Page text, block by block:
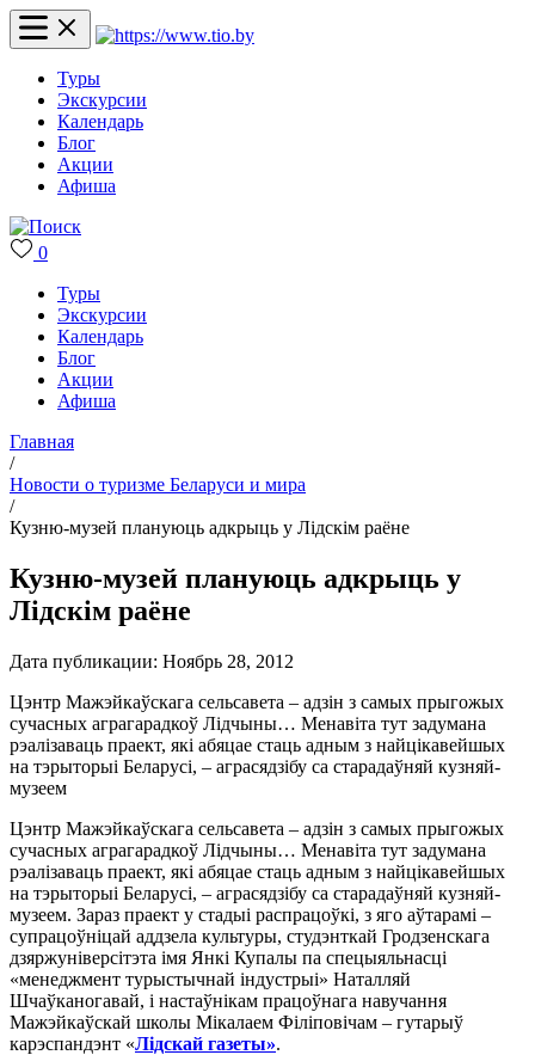
Туры
Экскурсии
Календарь
Блог
Акции
Афиша
0
Туры
Экскурсии
Календарь
Блог
Акции
Афиша
Главная
/
Новости о туризме Беларуси и мира
/
Кузню-музей плануюць адкрыць у Лідскім раёне
Кузню-музей плануюць адкрыць у
Лідскім раёне
Дата публикации: Ноябрь 28, 2012
Цэнтр Мажэйкаўскага сельсавета – адзін з самых прыгожых
сучасных аграгарадкоў Лідчыны… Менавіта тут задумана
рэалізаваць праект, які абяцае стаць адным з найцікавейшых
на тэрыторыі Беларусі, – аграсядзібу са старадаўняй кузняй-
музеем
Цэнтр Мажэйкаўскага сельсавета – адзін з самых прыгожых
сучасных аграгарадкоў Лідчыны… Менавіта тут задумана
рэалізаваць праект, які абяцае стаць адным з найцікавейшых
на тэрыторыі Беларусі, – аграсядзібу са старадаўняй кузняй-
музеем. Зараз праект у стадыі распрацоўкі, з яго аўтарамі –
супрацоўніцай аддзела культуры, студэнткай Гродзенскага
дзяржуніверсітэта імя Янкі Купалы па спецыяльнасці
«менеджмент турыстычнай індустрыі» Наталляй
Шчаўканогавай, і настаўнікам працоўнага навучання
Мажэйкаўскай школы Мікалаем Філіповічам – гутарыў
карэспандэнт «Лідскай газеты».